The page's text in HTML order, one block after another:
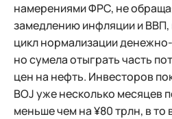
намерениями ФРС, не
замедлению инфляции и ВВП,
цикл нормализации
но сумела отыграть часть
цен на нефть. Инвесторов
BOJ уже несколько месяцев
меньше чем на ¥80 трлн, в то